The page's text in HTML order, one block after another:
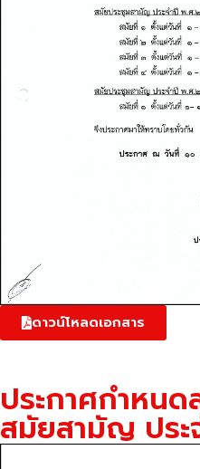
ดาวน์โหลดเอกสาร
ประกาศกำหน
สมัยสามัญ ประ